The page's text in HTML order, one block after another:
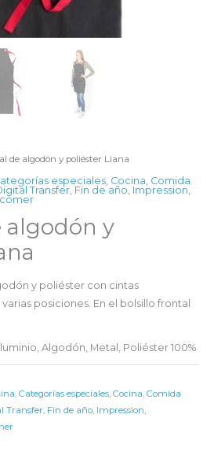
de algodón y poliéster Liana
especiales, Cocina, Comida
Transfer, Fin de año, Impression,
algodón y
y poliéster con cintas
posiciones. En el bolsillo frontal
Algodón, Metal, Poliéster 100%
, Categorías especiales, Cocina, Comida
Transfer, Fin de año, Impression,